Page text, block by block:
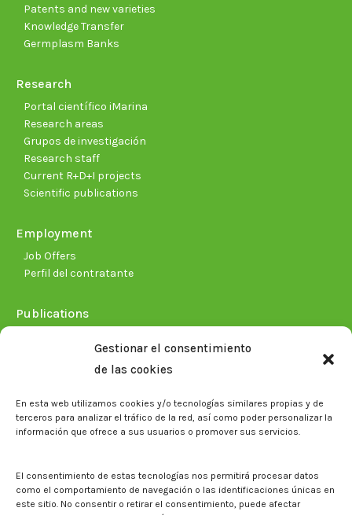
Gestionar el consentimiento
de las cookies
En esta web utilizamos cookies y/o tecnologías similares propias y de
terceros para analizar el tráfico de la red, así como poder personalizar la
información que ofrece a sus usuarios o promover sus servicios.
El consentimiento de estas tecnologías nos permitirá procesar datos
como el comportamiento de navegación o las identificaciones únicas en
este sitio. No consentir o retirar el consentimiento, puede afectar
Patents and new varieties
Knowledge Transfer
Germplasm Banks
Research
Portal científico iMarina
Research areas
Grupos de investigación
Research staff
Current R+D+I projects
Scientific publications
Employment
Job Offers
Perfil del contratante
Publications
Memorias corporativas
Biblioteca. Repositorio CITAREA
Press
Noticias
El CITA en los medios de comunicación
Corporate Identity
Boletín electrónico cita2